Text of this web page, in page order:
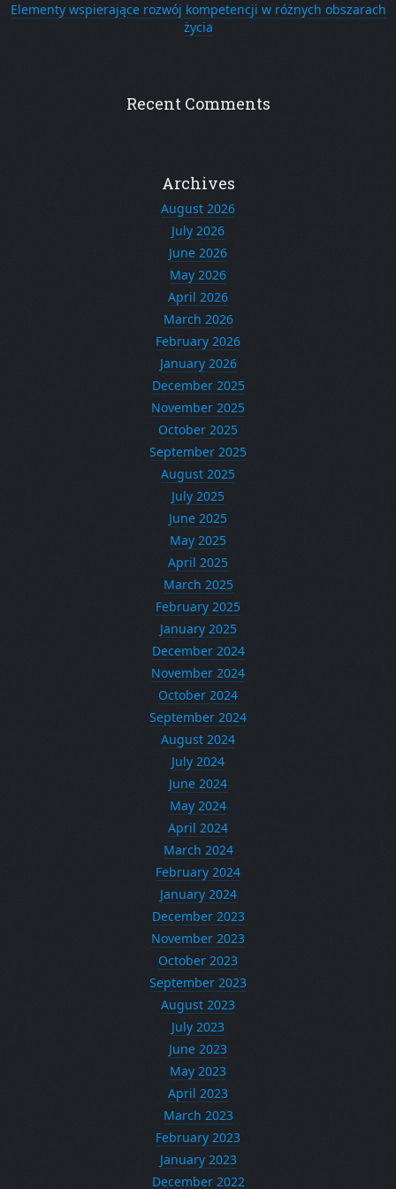
Elementy wspierające rozwój kompetencji w różnych obszarach
życia
Recent Comments
Archives
August 2026
July 2026
June 2026
May 2026
April 2026
March 2026
February 2026
January 2026
December 2025
November 2025
October 2025
September 2025
August 2025
July 2025
June 2025
May 2025
April 2025
March 2025
February 2025
January 2025
December 2024
November 2024
October 2024
September 2024
August 2024
July 2024
June 2024
May 2024
April 2024
March 2024
February 2024
January 2024
December 2023
November 2023
October 2023
September 2023
August 2023
July 2023
June 2023
May 2023
April 2023
March 2023
February 2023
January 2023
December 2022